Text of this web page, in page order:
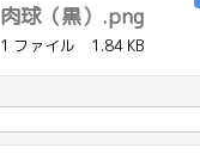
肉球（黒）.png
1 ファイル 1.84 KB